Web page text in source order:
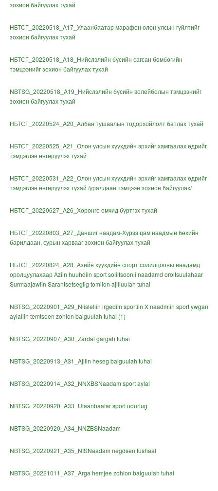
зохион байгуулах тухай
НБТСГ_20220518_A17_Улаанбаатар марафон олон улсын гүйлтийг
зохион байгуулах тухай
НБТСГ_20220518_A18_ Нийслэлийн бүсийн сагсан бөмбөгийн
тэмцээнийг зохион байгуулах тухай
NBTSG_20220518_A19_ Нийслэлийн бүсийн волейболын тэмцээнийг
зохион байгуулах тухай
НБТСГ_20220524_A20_Aлбан тушаалын тодорхойлолт батлах тухай
НБТСГ_20220525_A21_Олон улсын хүүхдийн эрхийг хамгаалах өдрийг
тэмдэглэн өнгөрүүлэх тухай
НБТСГ_20220531_A22_ Олон улсын хүүхдийн эрхийг хамгаалах өдрийг
тэмдэглэн өнгөрүүлэх тухай /уралдаан тэмцээн зохион байгуулах/
НБТСГ_20220627_A26_Хөрөнгө өмчид бүртгэх тухай
НБТСГ_20220803_A27_Даншиг наадам-Хүрээ цам наадмын бөхийн
барилдаан, сурын харвааг зохион байгуулах тухай
НБТСГ_20220824_A28_Азийн хүүхдийн спорт солилцооны наадамд
оролцуулахаар Aziin huuhdiin sport soliltsoonii naadamd oroltsuulahaar
Surmaajawiin Sarantsetsegiig tomilon ajilluulah tuhai
NBTSG_20220901_A29_Niisleliin irgediin sportiin X naadmiin sport ywgan
aylaliin temtseen zohion baiguulah tuhai (1)
NBTSG_20220907_A30_Zardal gargah tuhai
NBTSG_20220913_A31_Ajliin heseg baiguulah tuhai
NBTSG_20220914_A32_NNXBSNaadam sport aylal
NBTSG_20220920_A33_Ulaanbaatar sport udurlug
NBTSG_20220920_A34_NNZBSNaadam
NBTSG_20220921_A35_NISNaadam negdsen tushaal
NBTSG_20221011_A37_Arga hemjee zohion baiguulah tuhai